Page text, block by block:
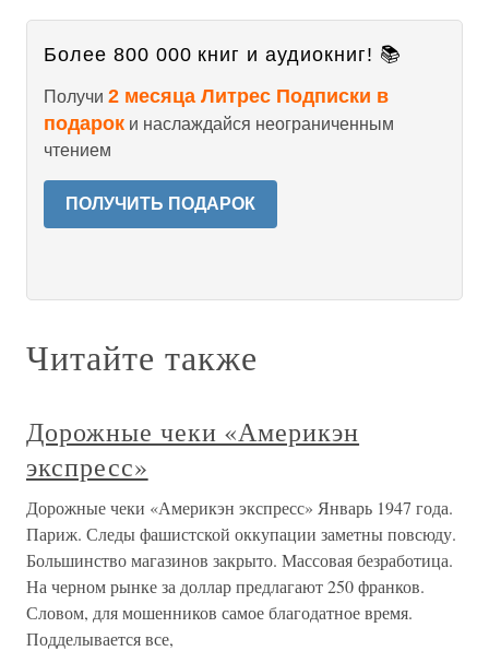
Более 800 000 книг и аудиокниг! 📚
Получи 2 месяца Литрес Подписки в
подарок и наслаждайся неограниченным
чтением
ПОЛУЧИТЬ ПОДАРОК
Читайте также
Дорожные чеки «Америкэн
экспресс»
Дорожные чеки «Америкэн экспресс» Январь 1947 года.
Париж. Следы фашистской оккупации заметны повсюду.
Большинство магазинов закрыто. Массовая безработица.
На черном рынке за доллар предлагают 250 франков.
Словом, для мошенников самое благодатное время.
Подделывается все,